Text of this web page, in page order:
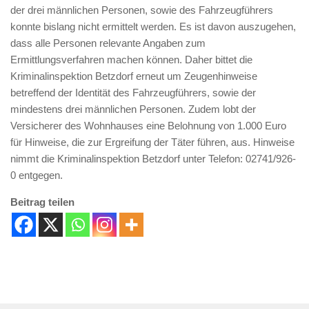
der drei männlichen Personen, sowie des Fahrzeugführers
konnte bislang nicht ermittelt werden. Es ist davon auszugehen,
dass alle Personen relevante Angaben zum
Ermittlungsverfahren machen können. Daher bittet die
Kriminalinspektion Betzdorf erneut um Zeugenhinweise
betreffend der Identität des Fahrzeugführers, sowie der
mindestens drei männlichen Personen. Zudem lobt der
Versicherer des Wohnhauses eine Belohnung von 1.000 Euro
für Hinweise, die zur Ergreifung der Täter führen, aus. Hinweise
nimmt die Kriminalinspektion Betzdorf unter Telefon: 02741/926-
0 entgegen.
Beitrag teilen